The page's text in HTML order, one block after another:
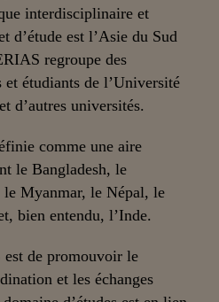
interdisciplinaire et
d’étude est l’Asie du Sud
regroupe des
et étudiants de l’Université
d’autres universités.
comme une aire
le Bangladesh, le
Myanmar, le Népal, le
bien entendu, l’Inde.
de promouvoir le
et les échanges